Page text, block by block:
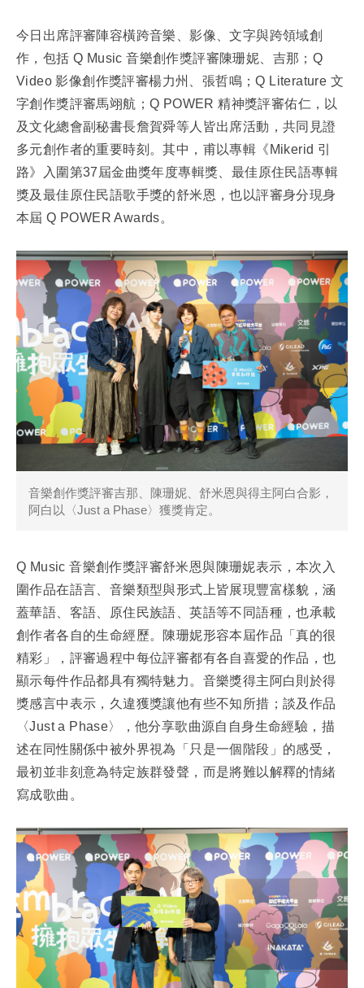
今日出席評審陣容橫跨音樂、影像、文字與跨領域創
作，包括 Q Music 音樂創作獎評審陳珊妮、吉那；Q
Video 影像創作獎評審楊力州、張哲鳴；Q Literature 文
字創作獎評審馬翊航；Q POWER 精神獎評審佑仁，以
及文化總會副秘書長詹賀舜等人皆出席活動，共同見證
多元創作者的重要時刻。其中，甫以專輯《Mikerid 引
路》入圍第37屆金曲獎年度專輯獎、最佳原住民語專輯
獎及最佳原住民語歌手獎的舒米恩，也以評審身分現身
本屆 Q POWER Awards。
音樂創作獎評審吉那、陳珊妮、舒米恩與得主阿白合影，
阿白以〈Just a Phase〉獲獎肯定。
Q Music 音樂創作獎評審舒米恩與陳珊妮表示，本次入
圍作品在語言、音樂類型與形式上皆展現豐富樣貌，涵
蓋華語、客語、原住民族語、英語等不同語種，也承載
創作者各自的生命經歷。陳珊妮形容本屆作品「真的很
精彩」，評審過程中每位評審都有各自喜愛的作品，也
顯示每件作品都具有獨特魅力。音樂獎得主阿白則於得
獎感言中表示，久違獲獎讓他有些不知所措；談及作品
〈Just a Phase〉，他分享歌曲源自自身生命經驗，描
述在同性關係中被外界視為「只是一個階段」的感受，
最初並非刻意為特定族群發聲，而是將難以解釋的情緒
寫成歌曲。